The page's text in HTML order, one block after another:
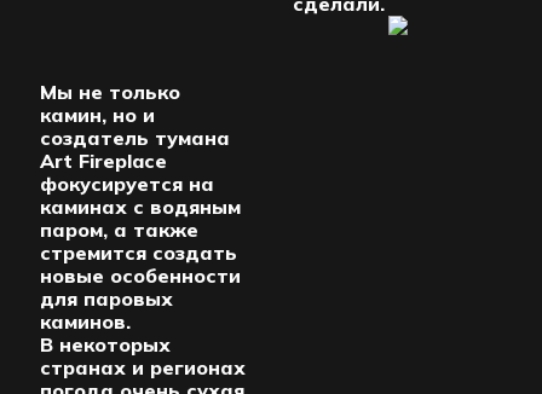
Мы не только
камин, но и
создатель тумана
Art Fireplace
фокусируется на
каминах с водяным
паром, а также
стремится создать
новые особенности
для паровых
каминов.
В некоторых
странах и регионах